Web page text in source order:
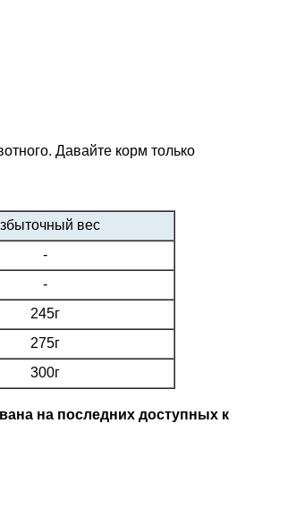
Давайте корм только
вес
-
-
245г
275г
300г
на последних доступных к